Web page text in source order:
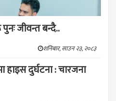
पुनः जीवन्त बन्दै..
शनिबार, साउन २३, २०८३
हाइस दुर्घटना : चारजना